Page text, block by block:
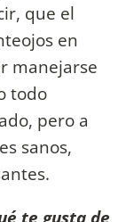
que el
en
manejarse
todo
pero a
sanos,